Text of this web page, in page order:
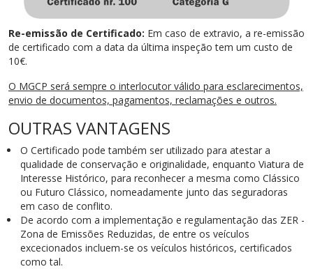
Re-emissão de Certificado: Em caso de extravio, a re-emissão
de certificado com a data da última inspeção tem um custo de
10€.
O MGCP será sempre o interlocutor válido para esclarecimentos,
envio de documentos, pagamentos, reclamações e outros.
OUTRAS VANTAGENS
O Certificado pode também ser utilizado para atestar a
qualidade de conservação e originalidade, enquanto Viatura de
Interesse Histórico, para reconhecer a mesma como Clássico
ou Futuro Clássico, nomeadamente junto das seguradoras
em caso de conflito.
De acordo com a implementação e regulamentação das ZER -
Zona de Emissões Reduzidas, de entre os veículos
excecionados incluem-se os veículos históricos, certificados
como tal.